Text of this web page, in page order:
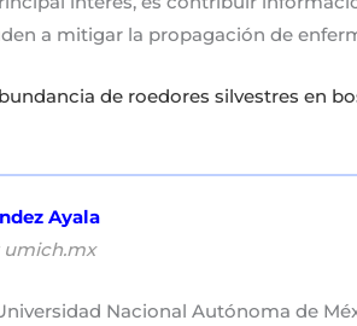
a mitigar la propagación de
de roedores silvestres en
Ayala
umich.mx
Nacional Autónoma de